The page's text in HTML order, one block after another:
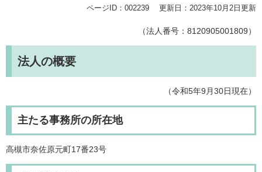
ページID：002239 更新日：2023年10月2日更新
（法人番号：8120905001809）
法人の概要
（令和5年9月30日現在）
主たる事務所の所在地
高槻市奈佐原元町17番23号